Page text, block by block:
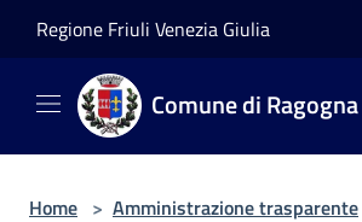
Regione Friuli Venezia Giulia
Comune di Ragogna
Home > Amministrazione trasparente